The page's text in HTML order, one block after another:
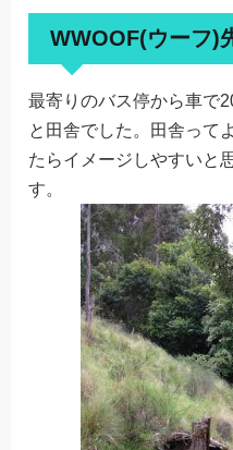
WWOOF(ウーフ)
最寄りのバス停から車で
と田舎でした。田舎って
たらイメージしやすいと
す。